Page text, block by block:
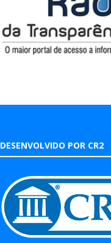
DESENVOLVIDO POR CR2